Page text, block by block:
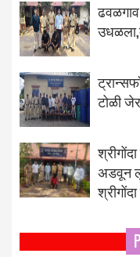
ढवळगाव
टोळी
अडवून